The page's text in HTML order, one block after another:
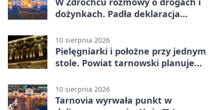
dożynkach. Padła deklaracja
10 sierpnia 2026
Pielęgniarki i położne przy jednym
stole. Powiat tarnowski planuje
10 sierpnia 2026
Tarnovia wyrwała punkt w